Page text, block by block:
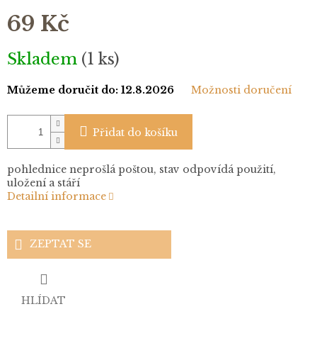
69 Kč
Měrná
cena:
Skladem (1 ks)
Můžeme doručit do: 12.8.2026 Možnosti doručení
Přidat do košíku
pohlednice neprošlá poštou, stav odpovídá použití,
uložení a stáří
Detailní informace
ZEPTAT SE
HLÍDAT